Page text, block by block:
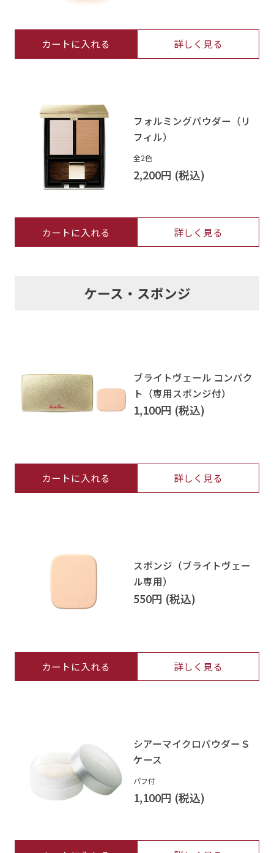
カートに入れる 詳しく見る
フォルミングパウダー（リ
フィル）
全2色
2,200円
カートに入れる 詳しく見る
ケース・スポンジ
ブライトヴェール コンパク
ト（専用スポンジ付）
1,100円
カートに入れる 詳しく見る
スポンジ（ブライトヴェー
ル専用）
550円
カートに入れる 詳しく見る
シアーマイクロパウダーＳ
ケース
パフ付
1,100円